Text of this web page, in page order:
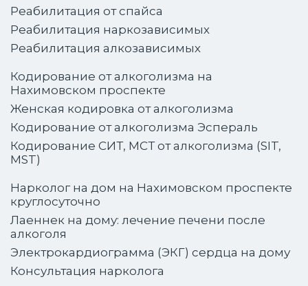
Реабилитация от спайса
Реабилитация наркозависимых
Реабилитация алкозависимых
Кодирование от алкоголизма на
Нахимовском проспекте
Женская кодировка от алкоголизма
Кодирование от алкоголизма Эспераль
Кодирование СИТ, МСТ от алкоголизма (SIT,
MST)
Нарколог на дом на Нахимовском проспекте
круглосуточно
Лаеннек на дому: лечение печени после
алкоголя
Электрокардиограмма (ЭКГ) сердца на дому
Консультация нарколога